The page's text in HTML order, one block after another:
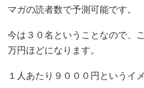
マガの読者数で予測可能です。
今は３０名ということなので、
万円ほどになります。
１人あたり９０００円というイ